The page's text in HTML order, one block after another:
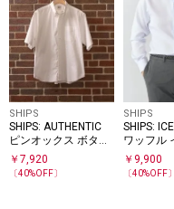
SHIPS
SHIPS: AUTHENTIC
ピンオックス ボタン
ダウン ショートスリ
ーブ シャツ
￥ 7,920
〔40%OFF〕
SHIPS
SHIPS:
ワッフル
ボタンダ
ド シャツ
￥ 9,900
〔40%OFF〕